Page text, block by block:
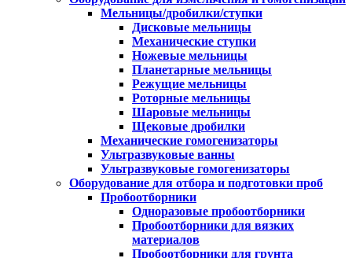
Мельницы/дробилки/ступки
Дисковые мельницы
Механические ступки
Ножевые мельницы
Планетарные мельницы
Режущие мельницы
Роторные мельницы
Шаровые мельницы
Щековые дробилки
Механические гомогенизаторы
Ультразвуковые ванны
Ультразвуковые гомогенизаторы
Оборудование для отбора и подготовки проб
Пробоотборники
Одноразовые пробоотборники
Пробоотборники для вязких
материалов
Пробоотборники для грунта